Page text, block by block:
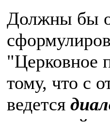
Должны бы
"Церковное
тому, что с
ведется